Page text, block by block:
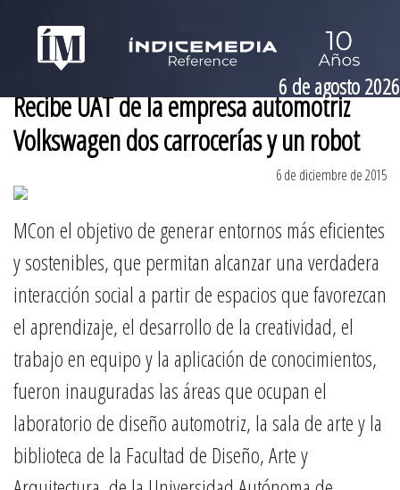
6 de agosto 2026
Recibe UAT de la empresa automotriz
Volkswagen dos carrocerías y un robot
6 de diciembre de 2015
MCon el objetivo de generar entornos más eficientes
y sostenibles, que permitan alcanzar una verdadera
interacción social a partir de espacios que favorezcan
el aprendizaje, el desarrollo de la creatividad, el
trabajo en equipo y la aplicación de conocimientos,
fueron inauguradas las áreas que ocupan el
laboratorio de diseño automotriz, la sala de arte y la
biblioteca de la Facultad de Diseño, Arte y